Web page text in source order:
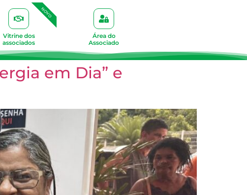
Vitrine dos
associados
NOVO
Área do
Associado
em Dia” e